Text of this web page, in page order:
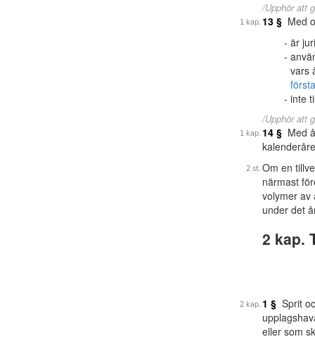
/Upphör att
13 § Med
är
vars
inte
/Upphör att
14 § Med
Om en
närmast
volymer av
under det
2 kap.
1 § Sprit
eller som